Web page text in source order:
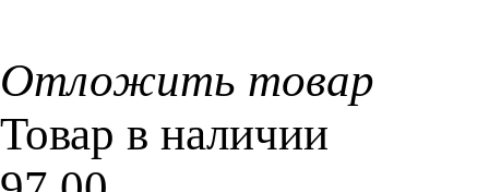
Отложить товар
Товар в наличии